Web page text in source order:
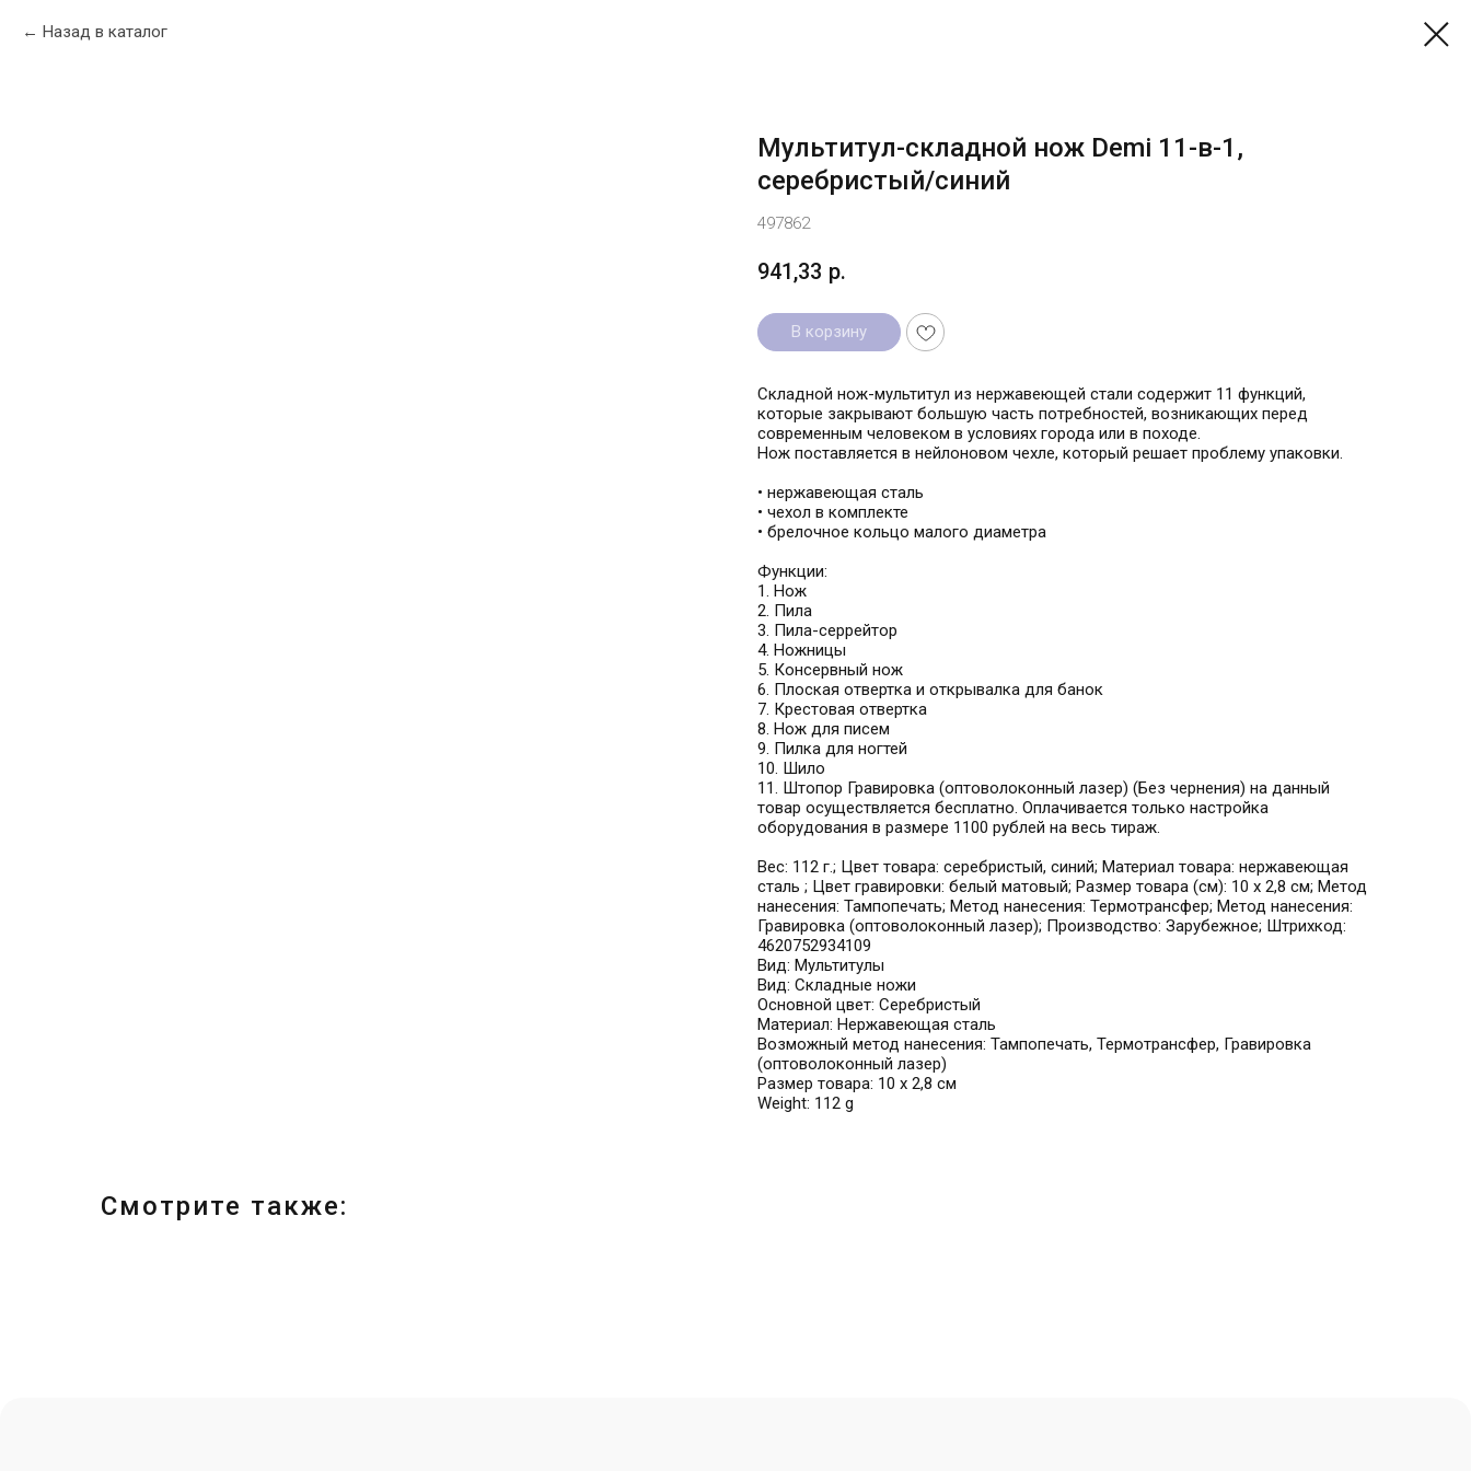
Назад в каталог
Мультитул-складной нож Demi 11-в-1,
серебристый/синий
497862
941,33 р.
В корзину
Складной нож-мультитул из нержавеющей стали содержит 11 функций,
которые закрывают большую часть потребностей, возникающих перед
современным человеком в условиях города или в походе.
Нож поставляется в нейлоновом чехле, который решает проблему упаковки.
• нержавеющая сталь
• чехол в комплекте
• брелочное кольцо малого диаметра
Функции:
1. Нож
2. Пила
3. Пила-серрейтор
4. Ножницы
5. Консервный нож
6. Плоская отвертка и открывалка для банок
7. Крестовая отвертка
8. Нож для писем
9. Пилка для ногтей
10. Шило
11. Штопор Гравировка (оптоволоконный лазер) (Без чернения) на данный
товар осуществляется бесплатно. Оплачивается только настройка
оборудования в размере 1100 рублей на весь тираж.
Вес: 112 г.; Цвет товара: серебристый, синий; Материал товара: нержавеющая
сталь ; Цвет гравировки: белый матовый; Размер товара (см): 10 х 2,8 см; Метод
нанесения: Тампопечать; Метод нанесения: Термотрансфер; Метод нанесения:
Гравировка (оптоволоконный лазер); Производство: Зарубежное; Штрихкод:
4620752934109
Вид: Мультитулы
Вид: Складные ножи
Основной цвет: Серебристый
Материал: Нержавеющая сталь
Возможный метод нанесения: Тампопечать, Термотрансфер, Гравировка
(оптоволоконный лазер)
Размер товара: 10 х 2,8 см
Weight: 112 g
Смотрите также: